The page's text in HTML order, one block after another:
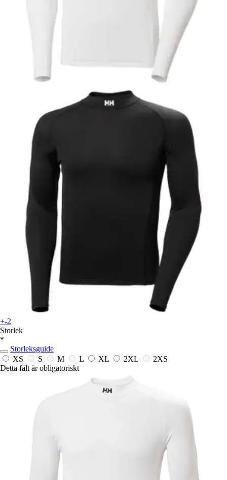
+-2
Storlek
*
Storleksguide
XS
S M L XL 2XL
2XS
Detta fält är obligatoriskt